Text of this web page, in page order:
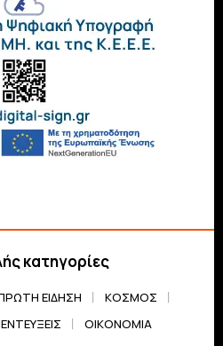
κατηγορίες
ΕΊΔΗΣΗ
ΚΌΣΜΟΣ
ΟΙΚΟΝΟΜΊΑ